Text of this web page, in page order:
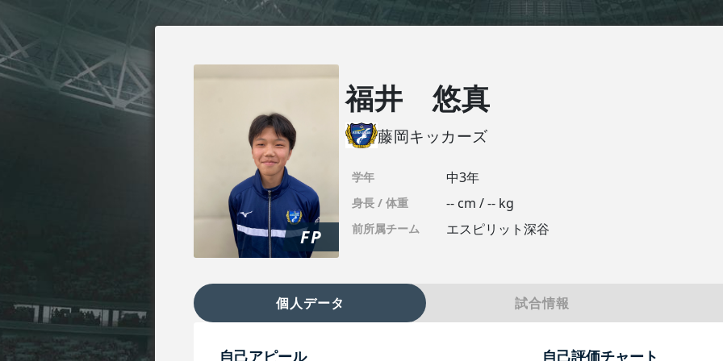
FP
福井 悠真
藤岡キッカーズ
学年 中3年
身長 / 体重 -- cm / -- kg
前所属チーム エスピリット深谷
個人データ 試合情報
自己アピール 自己評価チャート